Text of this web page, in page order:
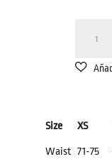
THONG
Size
XS
Waist 71-75